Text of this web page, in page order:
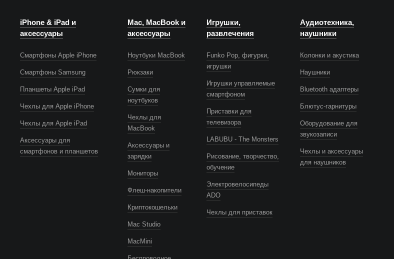
iPhone & iPad и
аксессуары
Смартфоны Apple iPhone
Смартфоны Samsung
Планшеты Apple iPad
Чехлы для Apple iPhone
Чехлы для Apple iPad
Аксессуары для
смартфонов и планшетов
Mac, MacBook и
аксессуары
Ноутбуки MacBook
Рюкзаки
Сумки для
ноутбуков
Чехлы для
MacBook
Аксессуары и
зарядки
Мониторы
Флеш-накопители
Криптокошельки
Mac Studio
MacMini
Игрушки,
развлечения
Funko Pop, фигурки,
игрушки
Игрушки управляемые
смартфоном
Приставки для
телевизора
LABUBU - The Monsters
Рисование, творчество,
обучение
Электровелосипеды
ADO
Чехлы для приставок
Аудиотехника,
наушники
Колонки и акустика
Наушники
Bluetooth адаптеры
Блютус-гарнитуры
Оборудование для
звукозаписи
Чехлы и аксессуары
для наушников